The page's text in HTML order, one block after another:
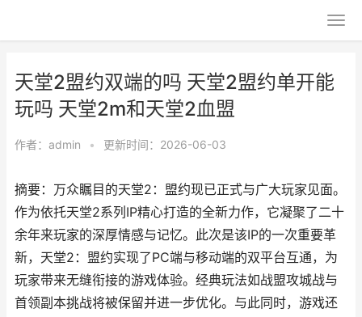
天堂2盟约双端的吗 天堂2盟约单开能
玩吗 天堂2m和天堂2血盟
作者： admin • 更新时间：2026-06-03
摘要：万众瞩目的天堂2：盟约现已正式与广大玩家见面。
作为依托天堂2系列IP精心打造的全新力作，它凝聚了二十
余年来玩家的深厚情感与记忆。此次是该IP的一次重要革
新，天堂2：盟约实现了PC端与移动端的双平台互通，为
玩家带来无缝衔接的游戏体验。经典玩法如战盟攻城战与
首领副本挑战将被保留并进一步优化。与此同时，游戏还